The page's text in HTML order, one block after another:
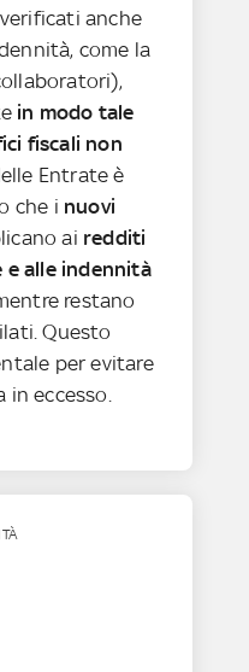
anche
come la
in modo tale
fiscali non
Entrate è
che i nuovi
ai redditi
e alle indennità
restano
Questo
per evitare
eccesso.